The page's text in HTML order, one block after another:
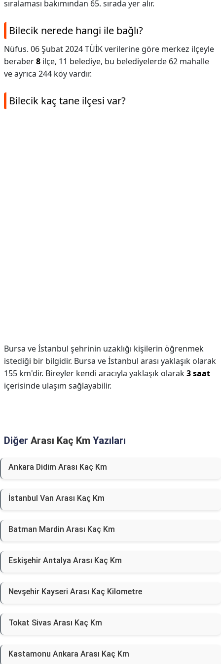
sıralaması bakımından 65. sırada yer alır.
Bilecik nerede hangi ile bağlı?
Nüfus. 06 Şubat 2024 TÜİK verilerine göre merkez ilçeyle
beraber8 ilçe, 11 belediye, bu belediyelerde 62 mahalle
ve ayrıca 244 köy vardır.
Bilecik kaç tane ilçesi var?
Bursa ve İstanbul şehrinin uzaklığı kişilerin öğrenmek
istediği bir bilgidir. Bursa ve İstanbul arası yaklaşık olarak
155 km'dir. Bireyler kendi aracıyla yaklaşık olarak3 saat
içerisinde ulaşım sağlayabilir.
Diğer Arası Kaç Km Yazıları
Ankara Didim Arası Kaç Km
İstanbul Van Arası Kaç Km
Batman Mardin Arası Kaç Km
Eskişehir Antalya Arası Kaç Km
Nevşehir Kayseri Arası Kaç Kilometre
Tokat Sivas Arası Kaç Km
Kastamonu Ankara Arası Kaç Km